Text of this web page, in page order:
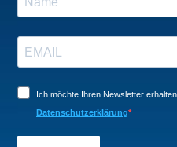
Ich möchte Ihren Newsletter
Datenschutzerklärung